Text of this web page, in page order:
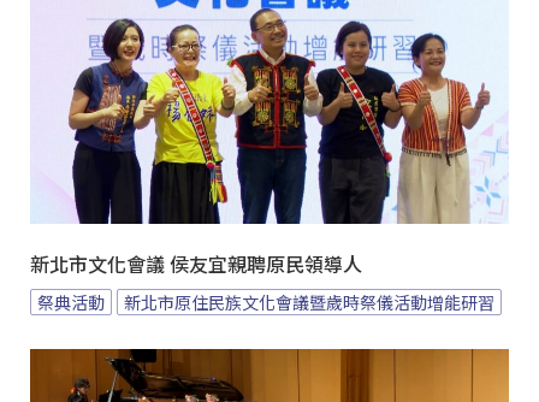
新北市文化會議 侯友宜親聘原民領導人
祭典活動 新北市原住民族文化會議暨歲時祭儀活動增能研習